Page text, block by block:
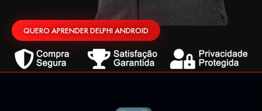
QUERO APRENDER DELPHI ANDROID